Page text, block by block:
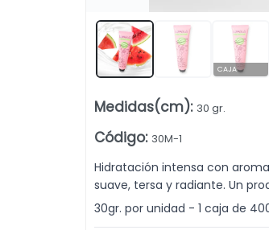
CAJA
Medidas(cm): 30 gr.
Código: 30M-1
Hidratación intensa con
suave, tersa y radiante. Un
30gr. por unidad - 1 caja de
Lista vacía